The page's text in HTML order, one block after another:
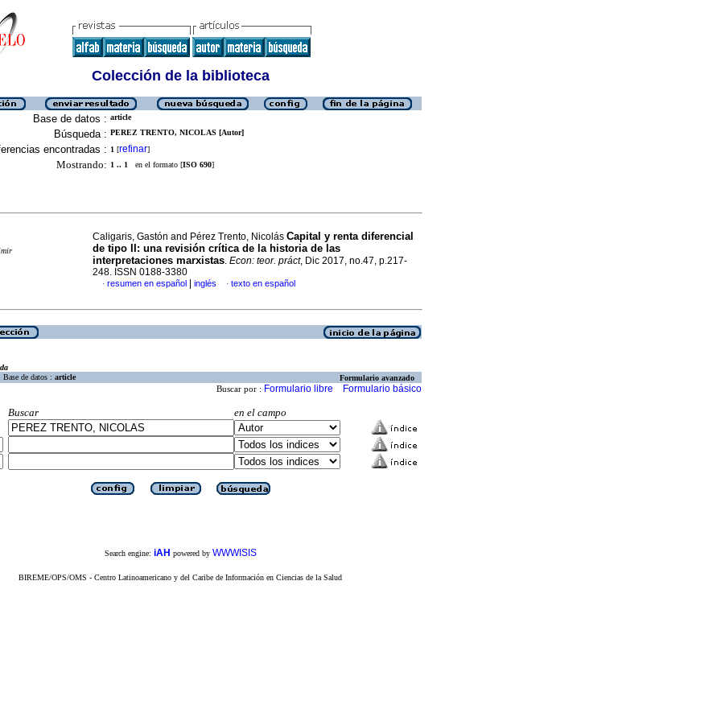
Colección de la biblioteca
Base de datos : article
Búsqueda : PEREZ TRENTO, NICOLAS [Autor]
encontradas : 1 [refinar]
Mostrando: 1 .. 1 en el formato [ISO 690]
Caligaris, Gastón and Pérez Trento, Nicolás Capital y renta diferencial
de tipo II: una revisión crítica de la historia de las
interpretaciones marxistas. Econ: teor. práct, Dic 2017, no.47, p.217-
248. ISSN 0188-3380
· resumen en español inglés · texto en español
Base de datos : article Formulario avanzado
Buscar por : Formulario libre Formulario básico
Buscar
en el campo
Search engine: iAH powered by WWWISIS
BIREME/OPS/OMS - Centro Latinoamericano y del Caribe de Información en Ciencias de la Salud